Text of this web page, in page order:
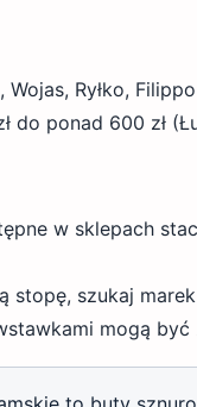
Wojas, Ryłko,
do ponad 600 zł
w sklepach
stopę, szukaj
mogą być